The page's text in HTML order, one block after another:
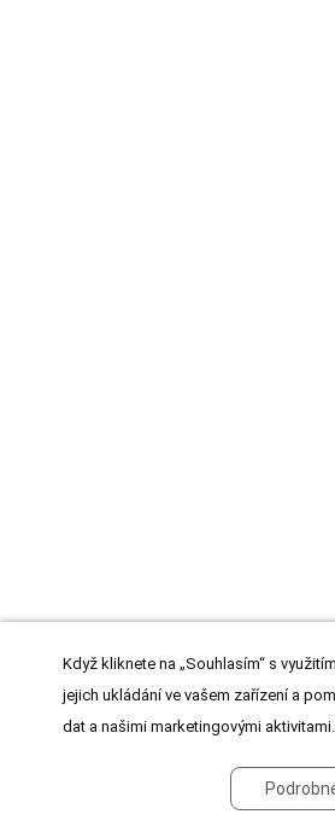
Když kliknete na „Souhlasím“ s
jejich ukládání ve vašem zařízení a
dat a našimi marketingovými aktivitami.